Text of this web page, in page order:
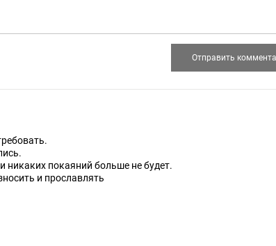
никаких покаяний больше не будет.
и прославлять